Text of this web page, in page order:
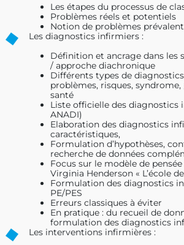
Les étapes du processus de
Problèmes réels et potentiels
Notion de problèmes
Les diagnostics infirmiers :
Définition et ancrage dans les
/ approche diachronique
Différents types de
problèmes, risques,
santé
Liste officielle des diagnostics
ANADI)
Elaboration des diagnostics
caractéristiques,
Formulation d’hypothèses,
recherche de données
Focus sur le modèle de
Virginia Henderson « L’école
Formulation des diagnostics
PE/PES
Erreurs classiques à éviter
En pratique : du recueil de
formulation des diagnostics
Les interventions infirmières :